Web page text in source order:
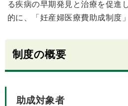
る疾病の早期発見と治療を促進
的に、「妊産婦医療費助成制度
制度の概要
助成対象者